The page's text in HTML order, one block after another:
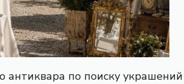
антиквара по поиску украшений